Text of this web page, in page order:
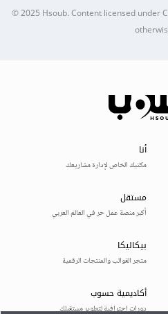
© 2025Hsoub.Content licensed under